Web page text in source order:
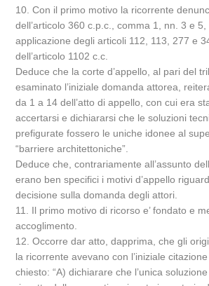
10. Con il primo motivo la ricorrente
dell’articolo 360 c.p.c., comma 1, nn. 3 e
applicazione degli articoli 112, 113, 277 e
dell’articolo 1102 c.c.
Deduce che la corte d’appello, al pari del
esaminato l’iniziale domanda attorea,
da 1 a 14 dell’atto di appello, con cui era
accertarsi e dichiararsi che le soluzioni
prefigurate fossero le uniche idonee al
“barriere architettoniche”.
Deduce che, contrariamente all’assunto
erano ben specifici i motivi d’appello
decisione sulla domanda degli attori.
11. Il primo motivo di ricorso e’ fondato e
accoglimento.
12. Occorre dar atto, dapprima, che gli
la ricorrente avevano con l’iniziale
chiesto: “A) dichiarare che l’unica